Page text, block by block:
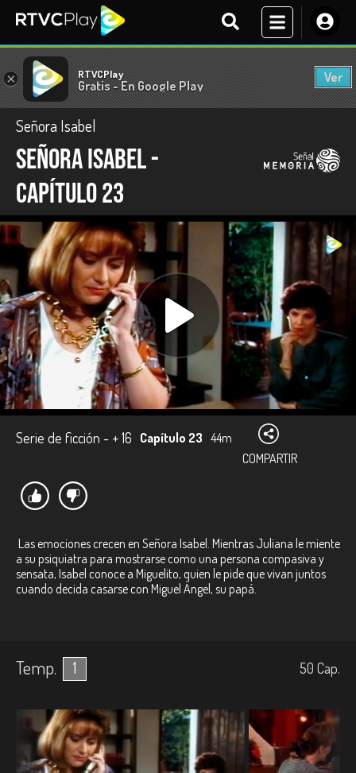
× RTVCPlay
Gratis - En Google Play
Ver
Señora Isabel
Señora Isabel -
capítulo 23
Serie de ficción - + 16 Capítulo 23 44m
COMPARTIR
Las emociones crecen en Señora Isabel. Mientras Juliana le miente
a su psiquiatra para mostrarse como una persona compasiva y
sensata, Isabel conoce a Miguelito, quien le pide que vivan juntos
cuando decida casarse con Miguel Ángel, su papá.
Temp. 1 50 Cap.